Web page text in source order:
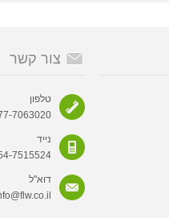
צור קשר
טלפון
7063020
נייד
7515524
דוא"ל